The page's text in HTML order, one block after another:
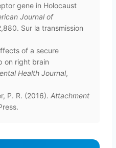
gene in Holocaust
Journal of
Sur la transmission
of a secure
on right brain
Health Journal,
P. R. (2016). Attachment